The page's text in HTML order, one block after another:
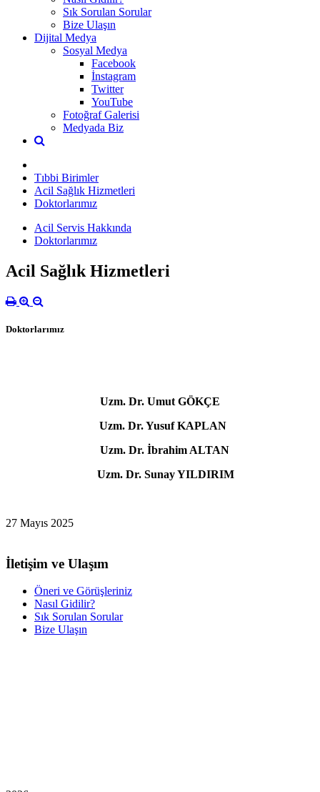
Sık Sorulan Sorular
Bize Ulaşın
Dijital Medya
Sosyal Medya
Facebook
İnstagram
Twitter
YouTube
Fotoğraf Galerisi
Medyada Biz
Tıbbi Birimler
Acil Sağlık Hizmetleri
Doktorlarımız
Acil Servis Hakkında
Doktorlarımız
Acil Sağlık Hizmetleri
Doktorlarımız
Uzm. Dr. Umut GÖKÇE
Uzm. Dr. Yusuf KAPLAN
Uzm. Dr. İbrahim ALTAN
Uzm. Dr. Sunay YILDIRIM
27 Mayıs 2025
İletişim ve Ulaşım
Öneri ve Görüşleriniz
Nasıl Gidilir?
Sık Sorulan Sorular
Bize Ulaşın